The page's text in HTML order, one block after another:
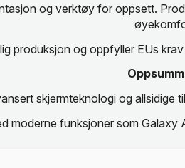
og verktøy for oppsett.
produksjon og oppfyller EUs
skjermteknologi og
moderne funksjoner som